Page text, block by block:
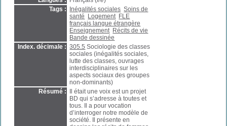
Tags :
Inégalités sociales Soins de
santé
Logement FLE
français langue étrangère
Enseignement Récits de vie
Bande dessinée
Index. décimale : 305.5 Sociologie des classes
sociales (inégalités sociales,
lutte des classes, ouvrages
interdisciplinaires sur les
aspects sociaux des groupes
non-dominants)
Résumé :
Il était une voix est un projet
BD qui s’adresse à toutes et
tous. Il a pour vocation
d’interroger notre modèle de
société. Il présente en